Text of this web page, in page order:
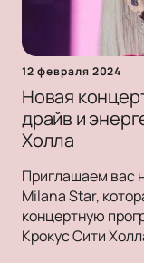
12 февраля 2024
Новая
драйв и
Холла
Приглашаем вас
Milana Star,
концертную
Крокус Сити